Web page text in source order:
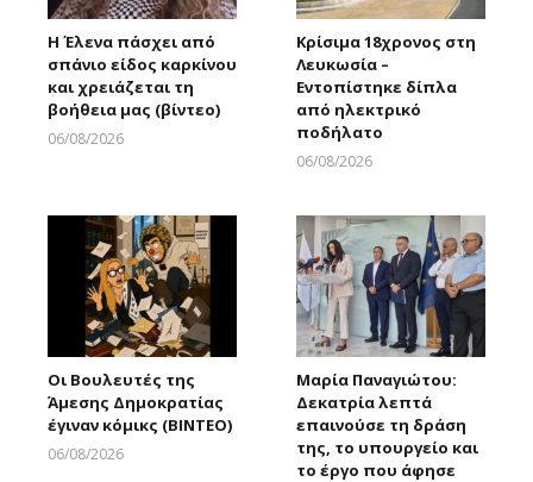
Η Έλενα πάσχει από
σπάνιο είδος καρκίνου
και χρειάζεται τη
βοήθεια μας (βίντεο)
06/08/2026
Κρίσιμα 18χρονος στη
Λευκωσία –
Εντοπίστηκε δίπλα
από ηλεκτρικό
ποδήλατο
06/08/2026
Οι Βουλευτές της
Άμεσης Δημοκρατίας
έγιναν κόμικς (ΒΙΝΤΕΟ)
06/08/2026
Μαρία Παναγιώτου:
Δεκατρία λεπτά
επαινούσε τη δράση
της, το υπουργείο και
το έργο που άφησε